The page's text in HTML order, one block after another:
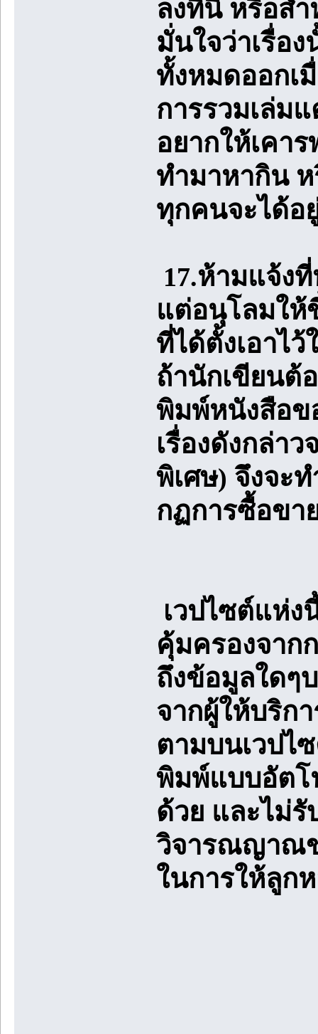
ลงที่นี่ หรือส
มั่นใจว่าเรื่อ
ทั้งหมดออกเ
การรวมเล่ม
อยากให้เคา
ทำมาหากิน
ทุกคนจะได้อ
17.ห้ามแจ้ง
แต่อนุโลมให้
ที่ได้ตั้งเอาไ
ถ้านักเขียนต้
พิมพ์หนังสือข
เรื่องดังกล่า
พิเศษ) จึงจะ
กฏการซื้อขา
เวปไซต์แห่ง
คุ้มครองจาก
ถึงข้อมูลใดๆ
จากผู้ให้บริก
ตามบนเวปไ
พิมพ์แบบอัตโ
ด้วย และไม่
วิจารณญาณข
ในการให้ลูก